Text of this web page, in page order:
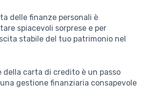
delle finanze personali è
spiacevoli sorprese e per
stabile del tuo patrimonio nel
della carta di credito è un passo
gestione finanziaria consapevole